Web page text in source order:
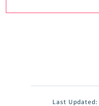
Last Updated: